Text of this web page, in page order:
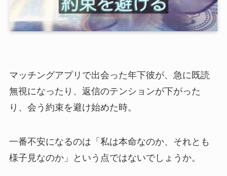
マッチングアプリで出会った年下彼が、急に既読
無視になったり、返信のテンションが下がった
り、会う約束を避け始めた時。
一番不安になるのは「私は本命なのか、それとも
様子見なのか」という点ではないでしょうか。